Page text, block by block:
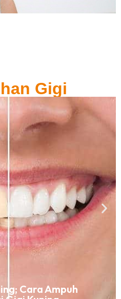
Gigi
Cara Ampuh